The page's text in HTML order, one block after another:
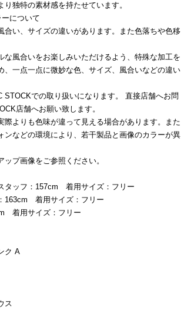
り独特の素材感を持たせています。
について
合い、サイズの違いがあります。また色落ちや色移
な風合いをお楽しみいただけるよう、特殊な加工を
、一点一点に微妙な色、サイズ、風合いなどの違い
での取り扱いになります。 直接店舗へお問
店舗へお願い致します。
よりも色味が違って見える場合があります。また
ンなどの環境により、若干製品と画像のカラーが異
プ画像をご参照ください。
タッフ：157cm 着用サイズ：フリー
163cm 着用サイズ：フリー
着用サイズ：フリー
ク A
ス